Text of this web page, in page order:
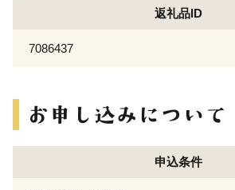
返礼品ID
7086437
申込条件